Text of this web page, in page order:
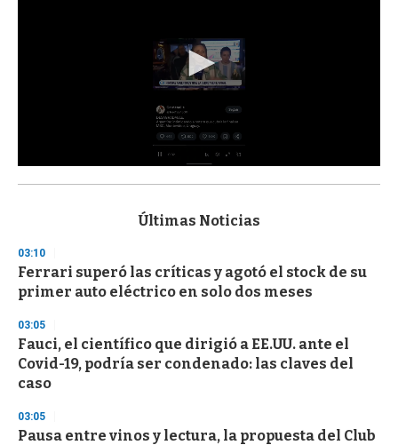
s
d
s
o
f
3
s
e
c
o
d
s
Últimas Noticias
03:10
Ferrari superó las críticas y agotó el stock de su
primer auto eléctrico en solo dos meses
03:05
Fauci, el científico que dirigió a EE.UU. ante el
Covid-19, podría ser condenado: las claves del
caso
03:05
Pausa entre vinos y lectura, la propuesta del Club